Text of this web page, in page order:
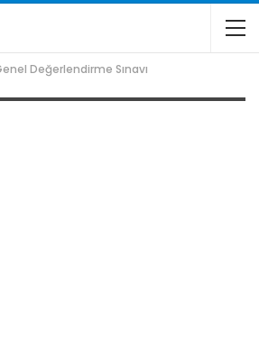
Değerlendirme Sınavı